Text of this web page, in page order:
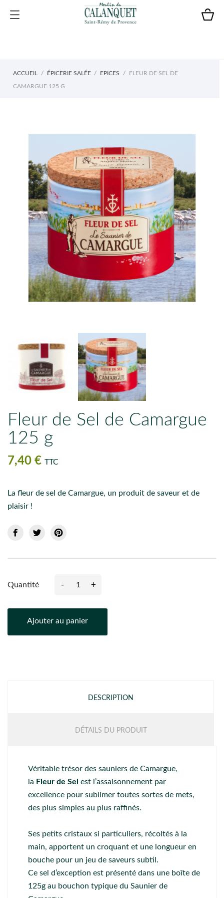
ACCUEIL ÉPICERIE SALÉE EPICES FLEUR DE SEL DE
CAMARGUE 125 G
Fleur de Sel de Camargue
125 g
7,40 € TTC
La fleur de sel de Camargue, un produit de saveur et de
plaisir !
Quantité - +
Ajouter au panier
DESCRIPTION
DÉTAILS DU PRODUIT
Véritable trésor des sauniers de Camargue,
la Fleur de Sel est l’assaisonnement par
excellence pour sublimer toutes sortes de mets,
des plus simples au plus raffinés.
Ses petits cristaux si particuliers, récoltés à la
main, apportent un croquant et une longueur en
bouche pour un jeu de saveurs subtil.
Ce sel d’exception est présenté dans une boîte de
125g au bouchon typique du Saunier de